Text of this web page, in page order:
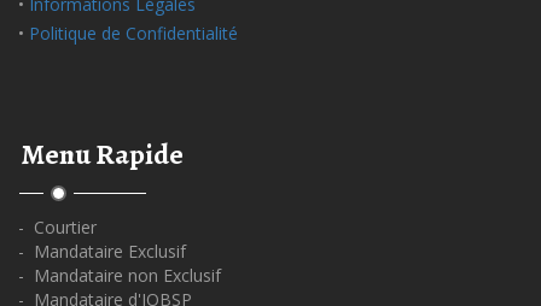
• Politique de Confidentialité
Menu Rapide
- Courtier
- Mandataire Exclusif
- Mandataire non Exclusif
- Mandataire d'IOBSP